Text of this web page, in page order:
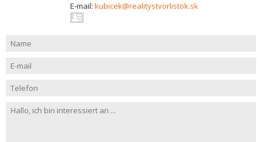
E-mail: kubicek@realitystvorlistok.sk